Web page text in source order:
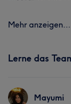
Mehr anzeigen...
Lerne das
Mayumi